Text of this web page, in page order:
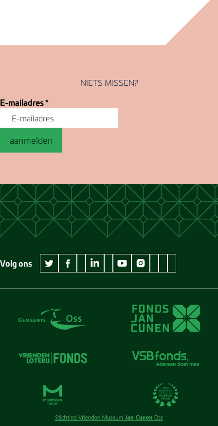
NIETS MISSEN?
E-mailadres*
aanmelden
Volg ons
twitter Museum Jan Cunen
facebook Museum Jan Cunen
wikipedia Museum Jan Cunen
linkedin Museum Jan Cunen
googleplus Museum Jan Cunen
youtube Museum Jan Cunen
instagram Museum